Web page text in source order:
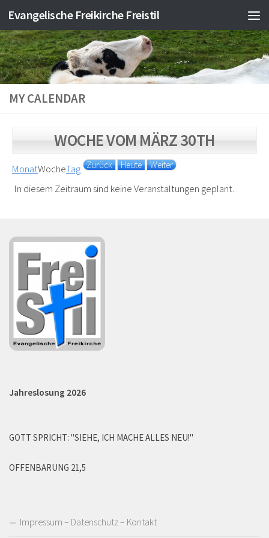
Zum Inhalt springen
Evangelische Freikirche Freistil
MY CALENDAR
WOCHE VOM MÄRZ 30TH
MonatWocheTag Zurück Heute Weiter
In diesem Zeitraum sind keine Veranstaltungen geplant.
Jahreslosung 2026
GOTT SPRICHT: "SIEHE, ICH MACHE ALLES NEU!"
OFFENBARUNG 21,5
Impressum – Datenschutz – Kontakt